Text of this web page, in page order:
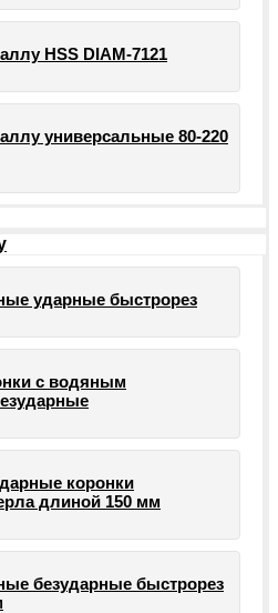
HSS DIAM-7121
универсальные 80-220
ударные быстрорез
с водяным
коронки
длиной 150 мм
безударные быстрорез